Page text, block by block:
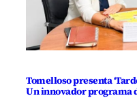
Tomelloso presenta
Un innovador programa